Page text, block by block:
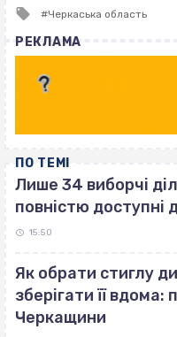
Tagged
Черкаська область
РЕКЛАМА
ПО ТЕМІ
Лише 34 виборчі
повністю доступні
15:50
Як обрати стиглу
зберігати її
Черкащини